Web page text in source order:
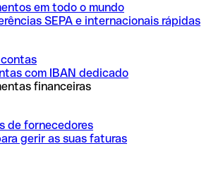
em todo o mundo
SEPA e internacionais rápidas
com IBAN dedicado
financeiras
de fornecedores
gerir as suas faturas